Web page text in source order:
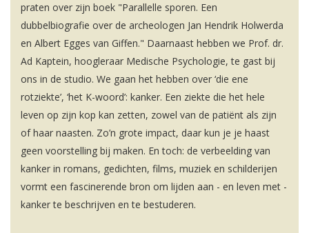
praten over zijn boek "Parallelle sporen. Een
dubbelbiografie over de archeologen Jan Hendrik Holwerda
en Albert Egges van Giffen." Daarnaast hebben we Prof. dr.
Ad Kaptein, hoogleraar Medische Psychologie, te gast bij
ons in de studio. We gaan het hebben over ‘die ene
rotziekte’, ‘het K-woord’: kanker. Een ziekte die het hele
leven op zijn kop kan zetten, zowel van de patiënt als zijn
of haar naasten. Zo’n grote impact, daar kun je je haast
geen voorstelling bij maken. En toch: de verbeelding van
kanker in romans, gedichten, films, muziek en schilderijen
vormt een fascinerende bron om lijden aan - en leven met -
kanker te beschrijven en te bestuderen.